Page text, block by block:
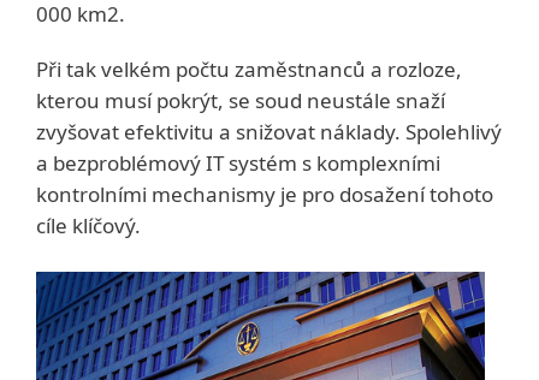
000 km2.
Při tak velkém počtu zaměstnanců a rozloze,
kterou musí pokrýt, se soud neustále snaží
zvyšovat efektivitu a snižovat náklady. Spolehlivý
a bezproblémový IT systém s komplexními
kontrolními mechanismy je pro dosažení tohoto
cíle klíčový.